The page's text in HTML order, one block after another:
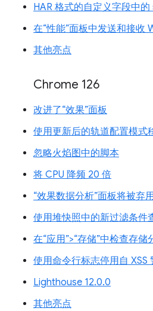
HAR 格式的自定义字段中
在“性能”面板中发送和接收
其他亮点
Chrome 126
改进了“效果”面板
使用更新后的轨道配置模式
忽略火焰图中的脚本
将 CPU 降频 20 倍
“效果数据分析”面板将被弃
使用堆快照中的新过滤条件
在“应用”>“存储”中检查存储
使用命令行标志停用自 XSS
Lighthouse 12.0.0
其他亮点